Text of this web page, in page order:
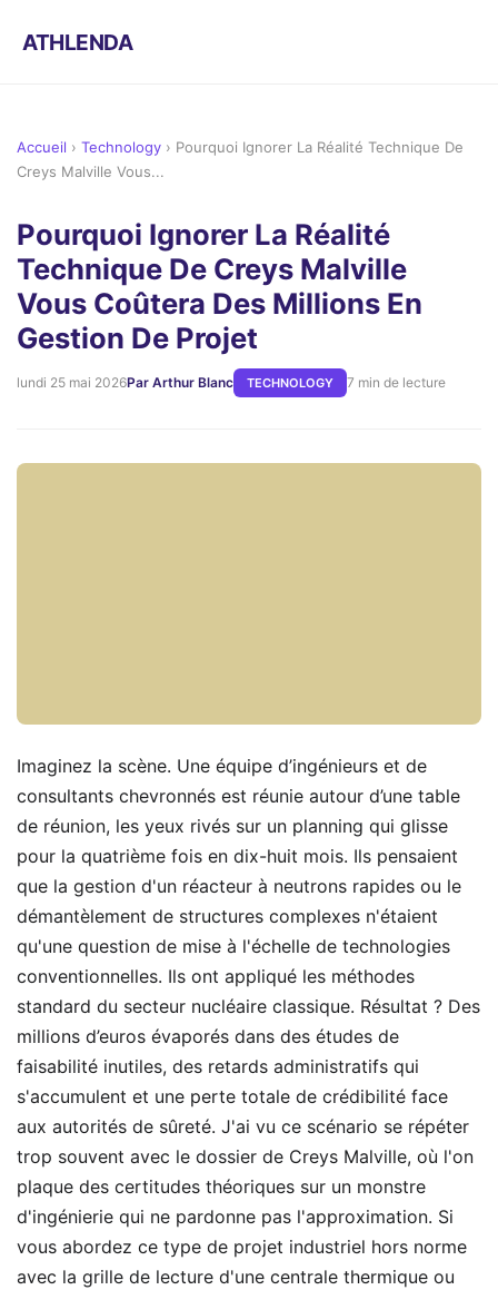
ATHLENDA
Accueil › Technology › Pourquoi Ignorer La Réalité Technique De
Creys Malville Vous...
Pourquoi Ignorer La Réalité
Technique De Creys Malville
Vous Coûtera Des Millions En
Gestion De Projet
lundi 25 mai 2026Par Arthur Blanc TECHNOLOGY 7 min de lecture
Imaginez la scène. Une équipe d’ingénieurs et de
consultants chevronnés est réunie autour d’une table
de réunion, les yeux rivés sur un planning qui glisse
pour la quatrième fois en dix-huit mois. Ils pensaient
que la gestion d'un réacteur à neutrons rapides ou le
démantèlement de structures complexes n'étaient
qu'une question de mise à l'échelle de technologies
conventionnelles. Ils ont appliqué les méthodes
standard du secteur nucléaire classique. Résultat ? Des
millions d’euros évaporés dans des études de
faisabilité inutiles, des retards administratifs qui
s'accumulent et une perte totale de crédibilité face
aux autorités de sûreté. J'ai vu ce scénario se répéter
trop souvent avec le dossier de Creys Malville, où l'on
plaque des certitudes théoriques sur un monstre
d'ingénierie qui ne pardonne pas l'approximation. Si
vous abordez ce type de projet industriel hors norme
avec la grille de lecture d'une centrale thermique ou